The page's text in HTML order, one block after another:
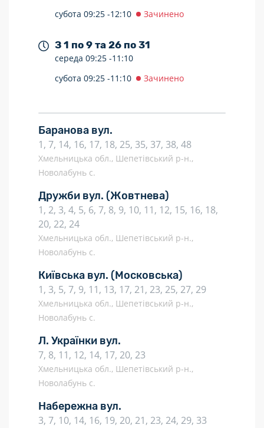
субота 09:25 -12:10 Зачинено
З 1 по 9 та 26 по 31
середа 09:25 -11:10
субота 09:25 -11:10 Зачинено
Баранова вул.
1, 7, 14, 16, 17, 18, 25, 35, 37, 38, 48
Хмельницька обл., Шепетівський р-н.,
Новолабунь с.
Дружби вул. (Жовтнева)
1, 2, 3, 4, 5, 6, 7, 8, 9, 10, 11, 12, 15, 16, 18,
20, 22, 24
Хмельницька обл., Шепетівський р-н.,
Новолабунь с.
Київська вул. (Московська)
1, 3, 5, 7, 9, 11, 13, 17, 21, 23, 25, 27, 29
Хмельницька обл., Шепетівський р-н.,
Новолабунь с.
Л. Українки вул.
7, 8, 11, 12, 14, 17, 20, 23
Хмельницька обл., Шепетівський р-н.,
Новолабунь с.
Набережна вул.
3, 7, 10, 14, 16, 19, 20, 21, 23, 24, 29, 33